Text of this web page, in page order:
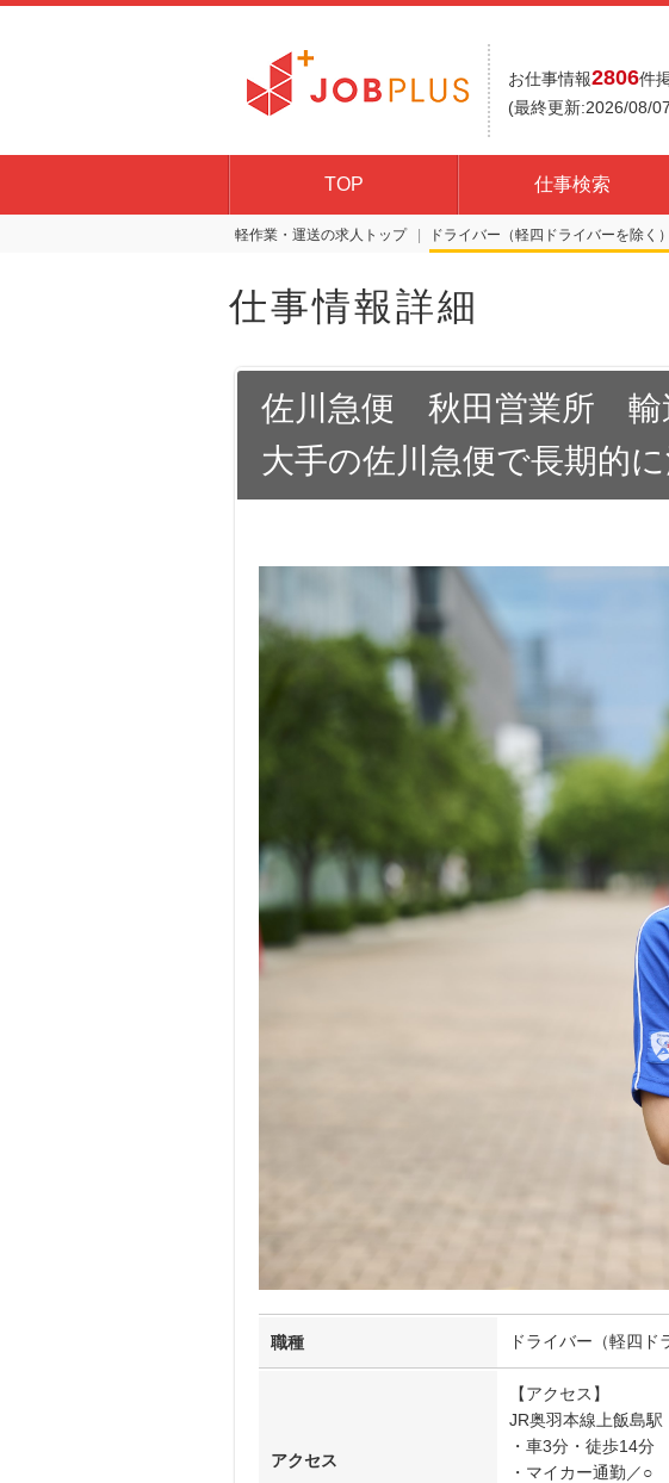
お仕事情報2806件
(最終更新:2026/08/
TOP 仕事検索
軽作業・運送の求人トップ ドライバー（軽四ドライバーを除く）
仕事情報詳細
佐川急便 秋田営業所 輸
大手の佐川急便で長期的
職種 ドライバー（軽四
アクセス
【アクセス】
JR奥羽本線上飯島駅
・車3分・徒歩14分
・マイカー通勤／○